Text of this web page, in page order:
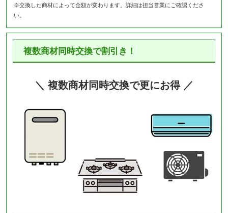
※交換した商材によって金額が変わります。詳細は担当営業にご確認くださ
い。
複数商材同時交換で割引き！
＼ 複数商材同時交換で更にお得 ／